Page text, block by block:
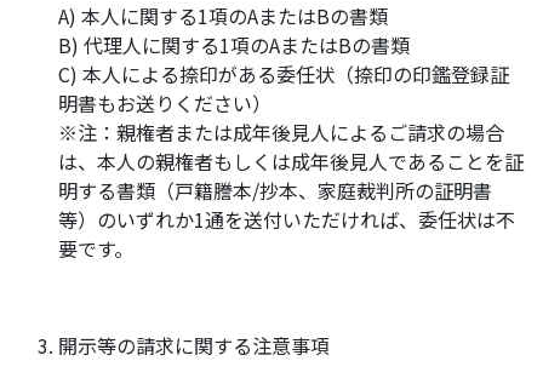
A) 本人に関する1項のAまたはBの書類
B) 代理人に関する1項のAまたはBの書類
C) 本人による捺印がある委任状（捺印の印鑑登録証
明書もお送りください）
※注：親権者または成年後見人によるご請求の場合
は、本人の親権者もしくは成年後見人であることを証
明する書類（戸籍謄本/抄本、家庭裁判所の証明書
等）のいずれか1通を送付いただければ、委任状は不
要です。
開示等の請求に関する注意事項